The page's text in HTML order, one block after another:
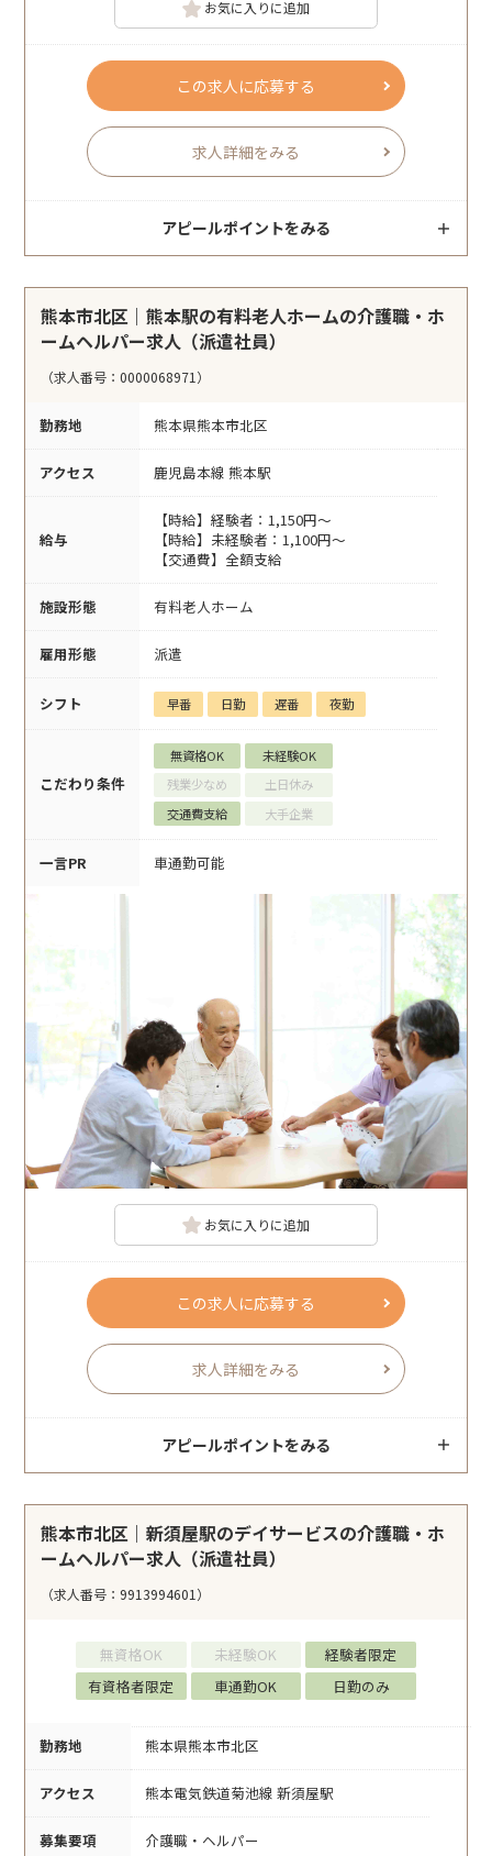
お気に入りに追加
この求人に応募する
求人詳細をみる
アピールポイントをみる
熊本市北区｜熊本駅の有料老人ホームの介護職・ホ
ームヘルパー求人（派遣社員）
（求人番号：0000068971）
勤務地 熊本県熊本市北区
アクセス 鹿児島本線 熊本駅
給与
【時給】経験者：1,150円～
【時給】未経験者：1,100円～
【交通費】全額支給
施設形態 有料老人ホーム
雇用形態 派遣
シフト 早番 日勤 遅番 夜勤
こだわり条件
無資格OK
未経験OK
残業少なめ
土日休み
交通費支給
大手企業
一言PR 車通勤可能
お気に入りに追加
この求人に応募する
求人詳細をみる
アピールポイントをみる
熊本市北区｜新須屋駅のデイサービスの介護職・ホ
ームヘルパー求人（派遣社員）
（求人番号：9913994601）
無資格OK 未経験OK
経験者限定
有資格者限定
車通勤OK 日勤のみ
勤務地 熊本県熊本市北区
アクセス 熊本電気鉄道菊池線 新須屋駅
募集要項 介護職・ヘルパー